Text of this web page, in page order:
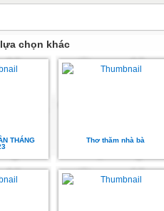
hát ( nghe
nói về ai?
công việc gì
ngoan học
bông
trẻ về chủ
chọn khác
THÁNG
Thơ thăm nhà bà